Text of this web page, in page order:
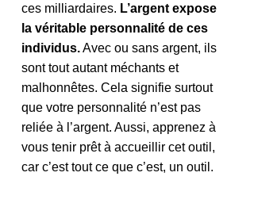
ces milliardaires. L’argent expose
la véritable personnalité de ces
individus. Avec ou sans argent, ils
sont tout autant méchants et
malhonnêtes. Cela signifie surtout
que votre personnalité n’est pas
reliée à l’argent. Aussi, apprenez à
vous tenir prêt à accueillir cet outil,
car c’est tout ce que c’est, un outil.